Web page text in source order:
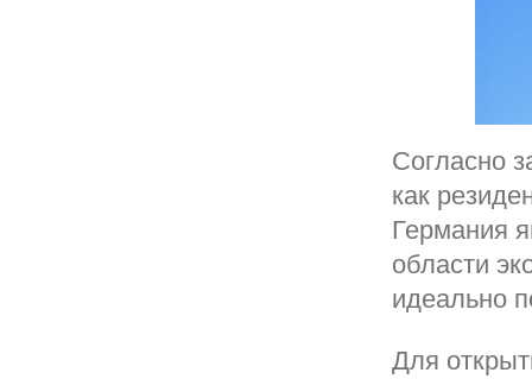
Согласно
как
Германия
области
идеально
Для